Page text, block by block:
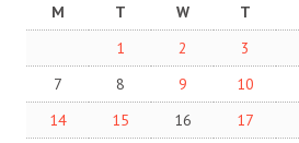
M T W T
1
2 3
7
8 9 10
14
15 16 17